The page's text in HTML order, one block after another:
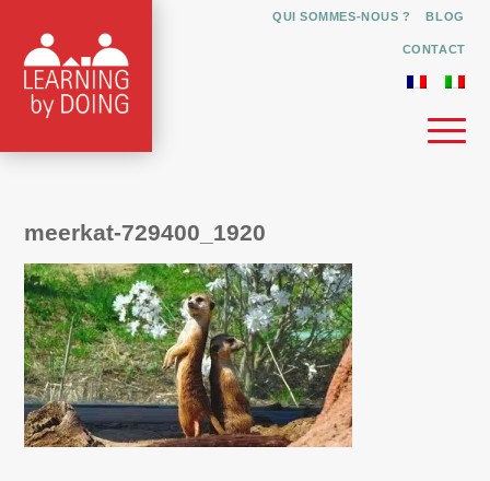
QUI SOMMES-NOUS ? BLOG
CONTACT
meerkat-729400_1920